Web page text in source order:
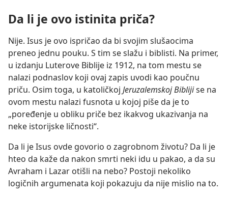
Da li je ovo istinita priča?
Nije. Isus je ovo ispričao da bi svojim slušaocima
preneo jednu pouku. S tim se slažu i biblisti. Na primer,
u izdanju Luterove Biblije iz 1912, na tom mestu se
nalazi podnaslov koji ovaj zapis uvodi kao poučnu
priču. Osim toga, u katoličkoj Jeruzalemskoj Biblijise na
ovom mestu nalazi fusnota u kojoj piše da je to
„poređenje u obliku priče bez ikakvog ukazivanja na
neke istorijske ličnosti“.
Da li je Isus ovde govorio o zagrobnom životu? Da li je
hteo da kaže da nakon smrti neki idu u pakao, a da su
Avraham i Lazar otišli na nebo? Postoji nekoliko
logičnih argumenata koji pokazuju da nije mislio na to.